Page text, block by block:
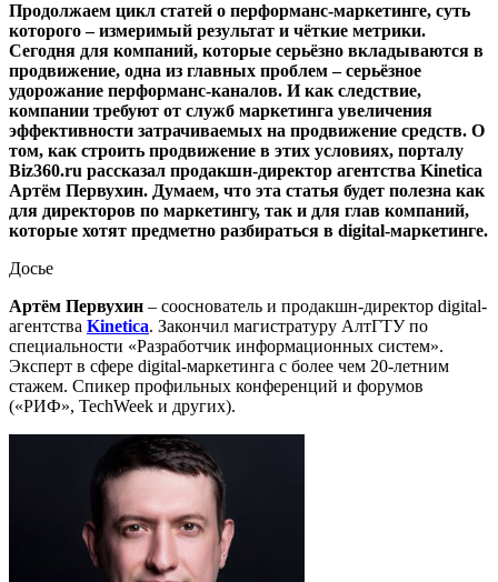
Продолжаем цикл статей о перформанс-маркетинге, суть
которого – измеримый результат и чёткие метрики.
Сегодня для компаний, которые серьёзно вкладываются в
продвижение, одна из главных проблем – серьёзное
удорожание перформанс-каналов. И как следствие,
компании требуют от служб маркетинга увеличения
эффективности затрачиваемых на продвижение средств. О
том, как строить продвижение в этих условиях, порталу
Biz360.ru рассказал продакшн-директор агентства Kinetica
Артём Первухин. Думаем, что эта статья будет полезна как
для директоров по маркетингу, так и для глав компаний,
которые хотят предметно разбираться в digital-маркетинге.
Досье
Артём Первухин – сооснователь и продакшн-директор digital-
агентства Kinetica. Закончил магистратуру АлтГТУ по
специальности «Разработчик информационных систем».
Эксперт в сфере digital-маркетинга с более чем 20-летним
стажем. Спикер профильных конференций и форумов
(«РИФ», TechWeek и других).